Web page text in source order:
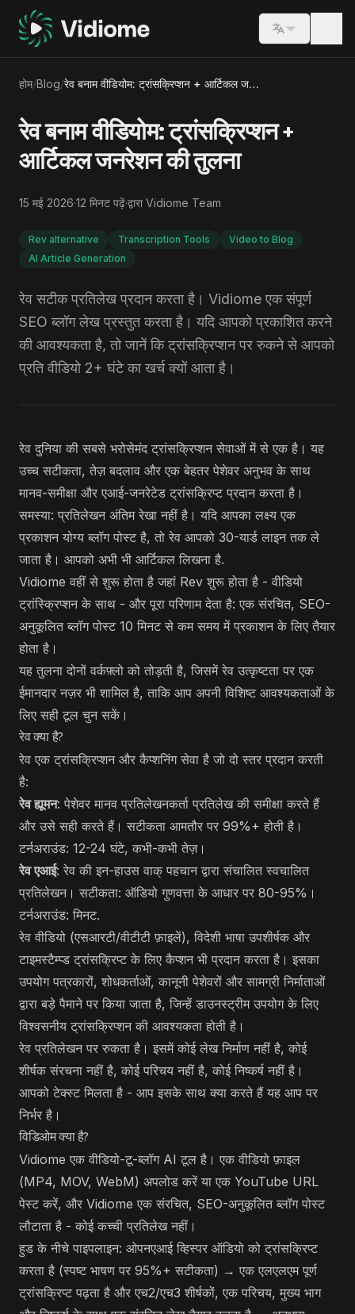
Switch
होम/Blog/ रेव बनाम वीडियोम: ट्रांसक्रिप्शन + आर्टिकल जनरेशन की तुलना
रेव बनाम वीडियोम: ट्रांसक्रिप्शन +
आर्टिकल जनरेशन की तुलना
15 मई 2026·12 मिनट पढ़ें·द्वारा Vidiome Team
Rev alternative Transcription Tools
Video to Blog
AI Article Generation
रेव सटीक प्रतिलेख प्रदान करता है। Vidiome एक संपूर्ण
SEO ब्लॉग लेख प्रस्तुत करता है। यदि आपको प्रकाशित करने
की आवश्यकता है, तो जानें कि ट्रांसक्रिप्शन पर रुकने से आपको
प्रति वीडियो 2+ घंटे का खर्च क्यों आता है।
रेव दुनिया की सबसे भरोसेमंद ट्रांसक्रिप्शन सेवाओं में से एक है। यह
उच्च सटीकता, तेज़ बदलाव और एक बेहतर पेशेवर अनुभव के साथ
मानव-समीक्षा और एआई-जनरेटेड ट्रांसक्रिप्ट प्रदान करता है।
समस्या: प्रतिलेखन अंतिम रेखा नहीं है। यदि आपका लक्ष्य एक
प्रकाशन योग्य ब्लॉग पोस्ट है, तो रेव आपको 30-यार्ड लाइन तक ले
जाता है। आपको अभी भी आर्टिकल लिखना है.
Vidiome वहीं से शुरू होता है जहां Rev शुरू होता है - वीडियो
ट्रांस्क्रिप्शन के साथ - और पूरा परिणाम देता है: एक संरचित, SEO-
अनुकूलित ब्लॉग पोस्ट 10 मिनट से कम समय में प्रकाशन के लिए तैयार
होता है।
यह तुलना दोनों वर्कफ़्लो को तोड़ती है, जिसमें रेव उत्कृष्टता पर एक
ईमानदार नज़र भी शामिल है, ताकि आप अपनी विशिष्ट आवश्यकताओं के
लिए सही टूल चुन सकें।
रेव क्या है?
रेव एक ट्रांसक्रिप्शन और कैप्शनिंग सेवा है जो दो स्तर प्रदान करती
है:
रेव ह्यूमन: पेशेवर मानव प्रतिलेखनकर्ता प्रतिलेख की समीक्षा करते हैं
और उसे सही करते हैं। सटीकता आमतौर पर 99%+ होती है।
टर्नअराउंड: 12-24 घंटे, कभी-कभी तेज़।
रेव एआई: रेव की इन-हाउस वाक् पहचान द्वारा संचालित स्वचालित
प्रतिलेखन। सटीकता: ऑडियो गुणवत्ता के आधार पर 80-95%।
टर्नअराउंड: मिनट.
रेव वीडियो (एसआरटी/वीटीटी फ़ाइलें), विदेशी भाषा उपशीर्षक और
टाइमस्टैम्प्ड ट्रांसक्रिप्ट के लिए कैप्शन भी प्रदान करता है। इसका
उपयोग पत्रकारों, शोधकर्ताओं, कानूनी पेशेवरों और सामग्री निर्माताओं
द्वारा बड़े पैमाने पर किया जाता है, जिन्हें डाउनस्ट्रीम उपयोग के लिए
विश्वसनीय ट्रांसक्रिप्शन की आवश्यकता होती है।
रेव प्रतिलेखन पर रुकता है। इसमें कोई लेख निर्माण नहीं है, कोई
शीर्षक संरचना नहीं है, कोई परिचय नहीं है, कोई निष्कर्ष नहीं है।
आपको टेक्स्ट मिलता है - आप इसके साथ क्या करते हैं यह आप पर
निर्भर है।
विडिओम क्या है?
Vidiome एक वीडियो-टू-ब्लॉग AI टूल है। एक वीडियो फ़ाइल
(MP4, MOV, WebM) अपलोड करें या एक YouTube URL
पेस्ट करें, और Vidiome एक संरचित, SEO-अनुकूलित ब्लॉग पोस्ट
लौटाता है - कोई कच्ची प्रतिलेख नहीं।
हुड के नीचे पाइपलाइन: ओपनएआई व्हिस्पर ऑडियो को ट्रांसक्रिप्ट
करता है (स्पष्ट भाषण पर 95%+ सटीकता) → एक एलएलएम पूर्ण
ट्रांसक्रिप्ट पढ़ता है और एच2/एच3 शीर्षकों, एक परिचय, मुख्य भाग